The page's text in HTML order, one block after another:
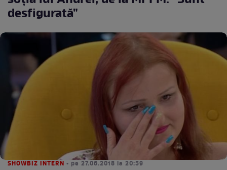
desfigurată"
SHOWBIZ INTERN • pe 27.06.2018 la 20:59